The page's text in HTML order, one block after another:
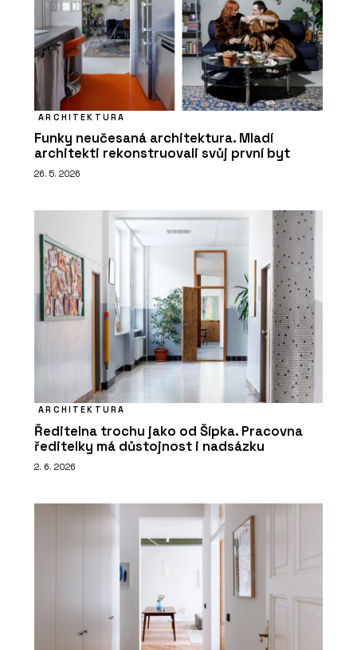
ARCHITEKTURA
Funky neučesaná architektura. Mladí
architekti rekonstruovali svůj první byt
26. 5. 2026
ARCHITEKTURA
Ředitelna trochu jako od Šípka. Pracovna
ředitelky má důstojnost i nadsázku
2. 6. 2026